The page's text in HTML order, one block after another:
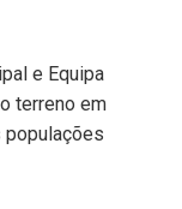
e Equipa
terreno em
populações